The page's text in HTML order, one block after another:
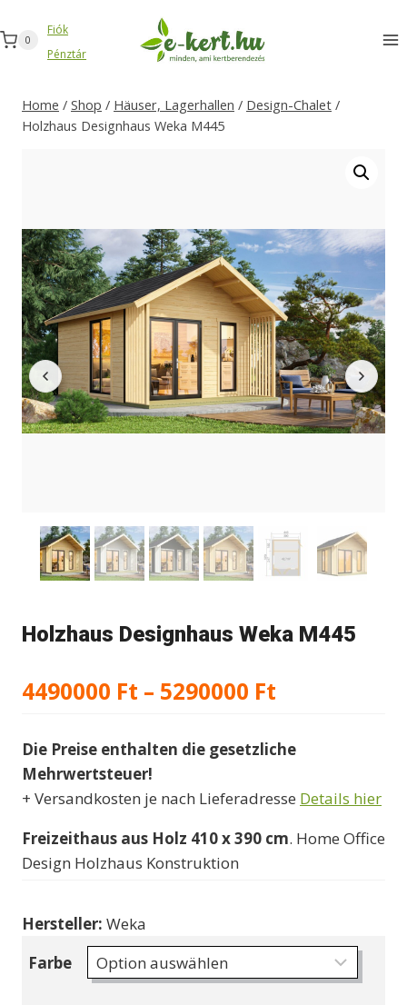
Inhalt
springen
0
Fiók
Pénztár
Home / Shop / Häuser, Lagerhallen / Design-Chalet /
Holzhaus Designhaus Weka M445
Holzhaus Designhaus Weka M445
4490000 Ft – 5290000 Ft
bis
5290000 Ft
Die Preise enthalten die gesetzliche
Mehrwertsteuer!
+ Versandkosten je nach Lieferadresse Details hier
Freizeithaus aus Holz 410 x 390 cm. Home Office
Design Holzhaus Konstruktion
Hersteller: Weka
Farbe